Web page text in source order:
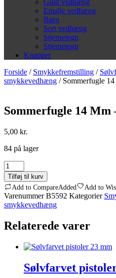
Guld vedhæng
Emalje vedhæng
Børn
Sort vedhæng
Stjernetegn
Stjernetegn
Knapper
Forside / Smykkefremstilling /
smykkevedhæng / Sommerfugle
Sommerfugle 14 Mm
5,00 kr.
84 på lager
Sommerfugle
14
Mm
-
4
Stk
Tilføj til kurv
Add to CompareAdded Add to
VarenummerB5592 Kategorier
smykkevedhæng
Relaterede varer
Sølvfarvet